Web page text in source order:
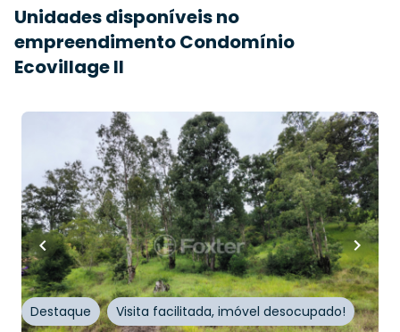
Unidades disponíveis no
empreendimento Condomínio
Ecovillage II
125.000,00
118.750,00
1044m²•0quartos•0banheiros•0vagas
Terreno em Condomínio • Condomínio
Ecovillage II
Avenida Liberdade,Santa Isabel,Viamão
Destaque Visita facilitada, imóvel desocupado!